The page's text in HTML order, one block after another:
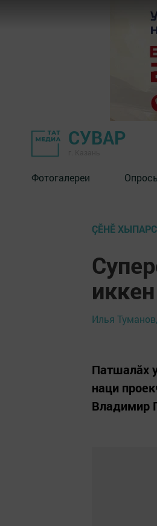
СУВАР
Фотогалереи
ÇӖНӖ
иккен
Илья Туманов,
Патшалӑх
наци
Владимир